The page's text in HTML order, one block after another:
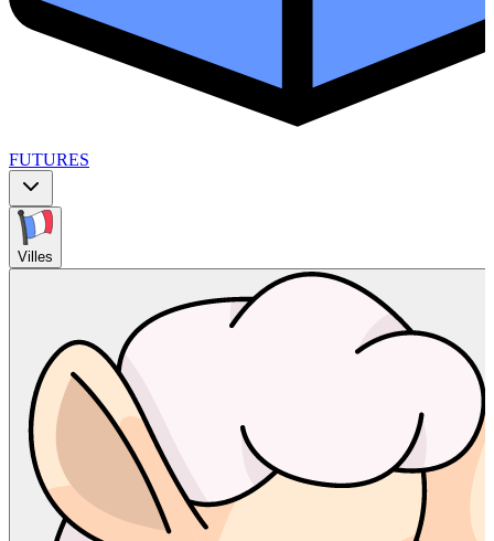
FUTURES
Villes